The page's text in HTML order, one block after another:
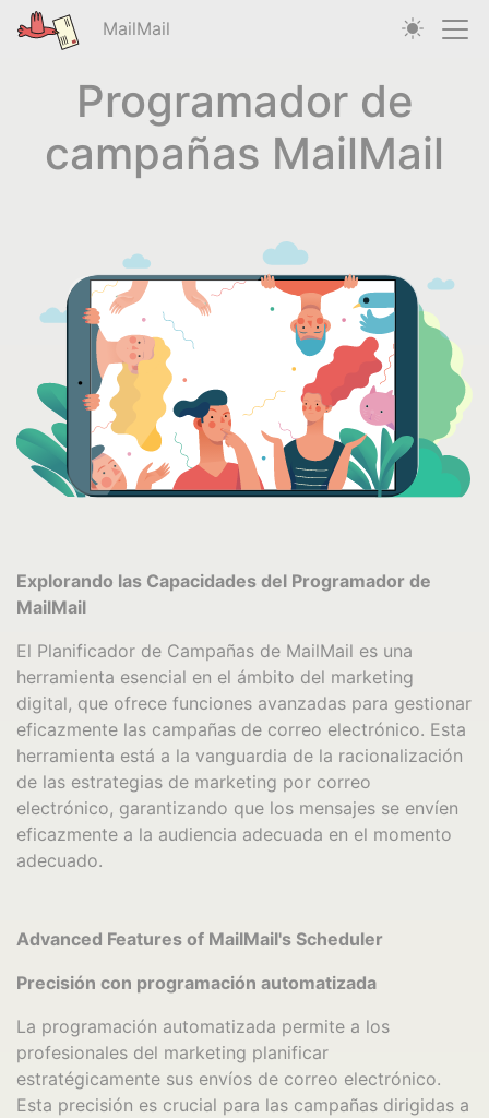
MailMail
Programador de
campañas MailMail
Explorando las Capacidades del Programador de
MailMail
El Planificador de Campañas de MailMail es una
herramienta esencial en el ámbito del marketing
digital, que ofrece funciones avanzadas para gestionar
eficazmente las campañas de correo electrónico. Esta
herramienta está a la vanguardia de la racionalización
de las estrategias de marketing por correo
electrónico, garantizando que los mensajes se envíen
eficazmente a la audiencia adecuada en el momento
adecuado.
Advanced Features of MailMail's Scheduler
Precisión con programación automatizada
La programación automatizada permite a los
profesionales del marketing planificar
estratégicamente sus envíos de correo electrónico.
Esta precisión es crucial para las campañas dirigidas a